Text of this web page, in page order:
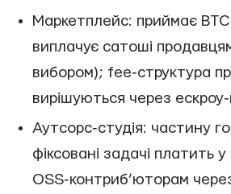
Маркетплейс: приймає BTC
виплачує сатоші
вибором); fee‑структура
вирішуються через
Аутсорс‑студія: частину
фіксовані задачі платить
OSS‑контриб’юторам